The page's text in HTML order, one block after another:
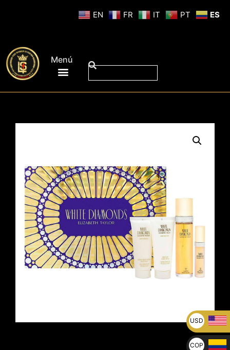
Menú
EN FR IT PT ES
USD
U$
COP